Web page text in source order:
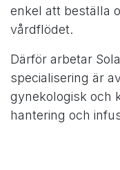
enkel att beställa
vårdflödet.
Därför arbetar
specialisering är
gynekologisk och
hantering och